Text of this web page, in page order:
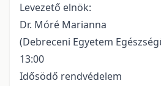
Levezető elnök:
Dr. Móré Marianna
(Debreceni Egyetem
13:00
Idősödő rendvédelem